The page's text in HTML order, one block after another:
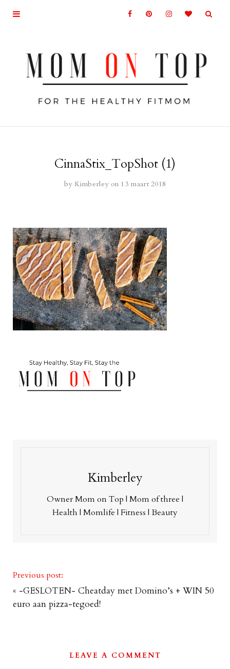
CinnaStix_TopShot (1)
by Kimberley on 13 maart 2018
Kimberley
Owner Mom on Top | Mom of three |
Health | Momlife | Fitness | Beauty
Previous post:
« -GESLOTEN- Cheatday met Domino’s + WIN 50
euro aan pizza-tegoed!
LEAVE A COMMENT